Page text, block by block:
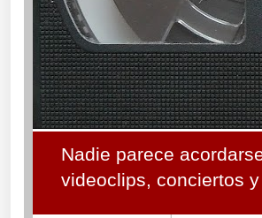
Nadie parece
videoclips, conciertos